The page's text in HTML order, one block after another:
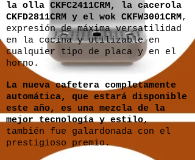
la olla CKFC2411CRM, la cacerola
CKFD2811CRM y el wok CKFW3001CRM,
expresión de máxima versatilidad
en la cocina y utilizable en
cualquier tipo de placa y en el
horno.
La nueva cafetera completamente
automática, que estará disponible
este año, es una mezcla de la
mejor tecnología y estilo,
también fue galardonada con el
prestigioso premio.